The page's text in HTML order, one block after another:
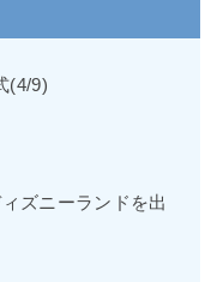
(4/9)
ズニーランドを出